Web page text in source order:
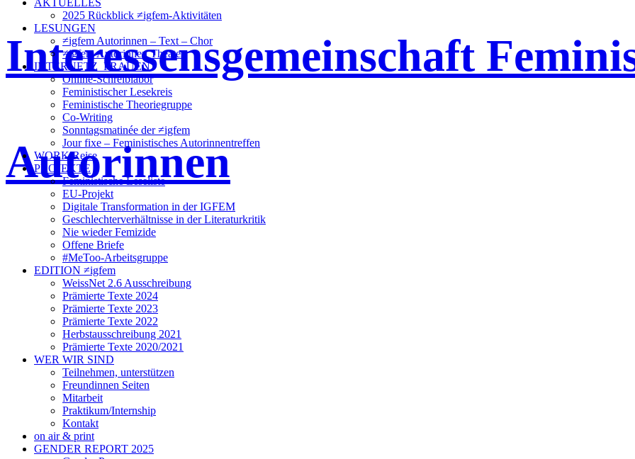
Interessensgemeinschaft
Autorinnen
AKTUELLES
2025 Rückblick ≠igfem-Aktivitäten
LESUNGEN
≠igfem Autorinnen – Text – Chor
≠igfem Autorinnen Theater
INTERNETZ_FRAUEN
Online-Schreiblabor
Feministischer Lesekreis
Feministische Theoriegruppe
Co-Writing
Sonntagsmatinée der ≠igfem
Jour fixe – Feministisches Autorinnentreffen
WORK/Reise
PROJEKTE
Feministische Leseliste
EU-Projekt
Digitale Transformation in der IGFEM
Geschlechterverhältnisse in der Literaturkritik
Nie wieder Femizide
Offene Briefe
#MeToo-Arbeitsgruppe
EDITION ≠igfem
WeissNet 2.6 Ausschreibung
Prämierte Texte 2024
Prämierte Texte 2023
Prämierte Texte 2022
Herbstausschreibung 2021
Prämierte Texte 2020/2021
WER WIR SIND
Teilnehmen, unterstützen
Freundinnen Seiten
Mitarbeit
Praktikum/Internship
Kontakt
on air & print
GENDER REPORT 2025